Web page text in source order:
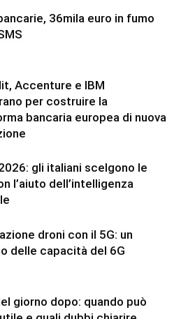
36mila euro in fumo
Accenture e IBM
per costruire la
bancaria europea di nuova
gli italiani scelgono le
l’aiuto dell’intelligenza
droni con il 5G: un
delle capacità del 6G
giorno dopo: quando può